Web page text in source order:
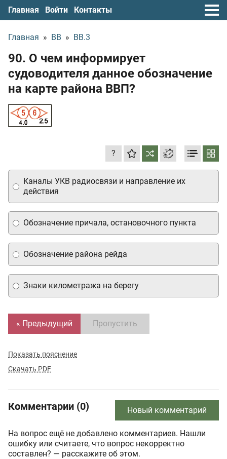
Главная Войти Контакты
Главная » ВВ » ВВ.3
90. О чем информирует
судоводителя данное обозначение
на карте района ВВП?
?
Каналы УКВ радиосвязи и направление их
действия
Знаки километража на берегу
Обозначение района рейда
Обозначение причала, остановочного пункта
« Предыдущий Пропустить
Показать пояснение
Скачать PDF
Комментарии (0) Новый комментарий
На вопрос ещё не добавлено комментариев. Нашли
ошибку или считаете, что вопрос некорректно
составлен? — расскажите об этом.